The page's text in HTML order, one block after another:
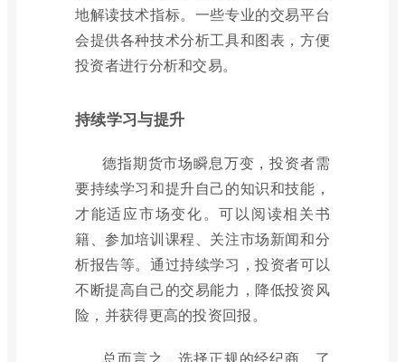
地解读技术指标。一些专业的交易平台
会提供各种技术分析工具和图表，方便
投资者进行分析和交易。
持续学习与提升
德指期货市场瞬息万变，投资者需
要持续学习和提升自己的知识和技能，
才能适应市场变化。可以阅读相关书
籍、参加培训课程、关注市场新闻和分
析报告等。通过持续学习，投资者可以
不断提高自己的交易能力，降低投资风
险，并获得更高的投资回报。